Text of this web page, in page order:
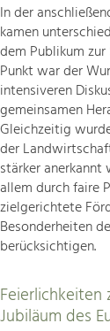
In der
kamen
dem Publikum zur
Punkt war der
intensiveren
gemeinsamen
Gleichzeitig
der
stärker anerkannt
allem durch faire
zielgerichtete
Besonderheiten
berücksichtigen.
Feierlichkeiten
Jubiläum des